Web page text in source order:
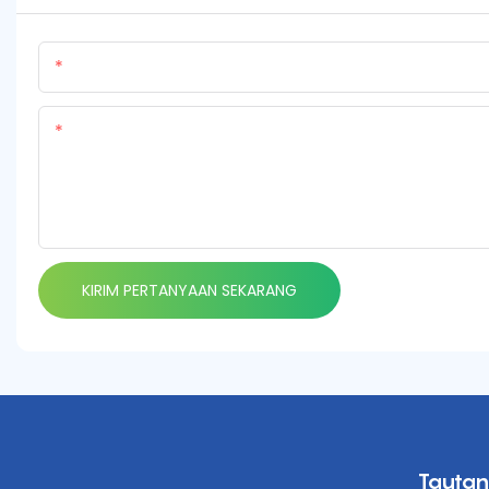
KIRIM PERTANYAAN SEKARANG